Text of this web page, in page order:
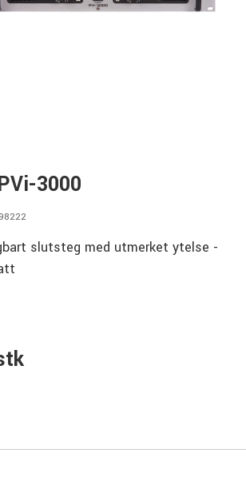
3000
slutsteg med utmerket ytelse -